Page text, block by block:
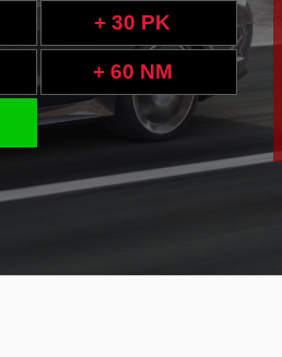
+ 30 PK
+ 60 NM